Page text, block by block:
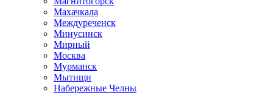
Махачкала
Междуреченск
Минусинск
Мирный
Москва
Мурманск
Мытищи
Набережные Челны